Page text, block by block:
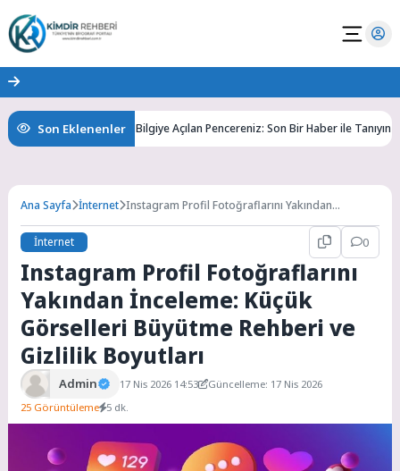
Son Eklenenler
Keşfedin Bilgiye Açılan Pencereniz: Son Bir Haber ile Tanıyın ve
Ana Sayfa İnternet Instagram Profil Fotoğraflarını Yakından
İnternet 0
Instagram Profil Fotoğraflarını
Yakından İnceleme: Küçük
Görselleri Büyütme Rehberi ve
Gizlilik Boyutları
Admin 17 Nis 2026 14:53
Güncelleme: 17 Nis 2026
25 Görüntüleme 5 dk.